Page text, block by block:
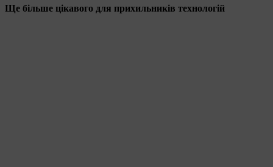
Ще більше цікавого для прихильників технологій